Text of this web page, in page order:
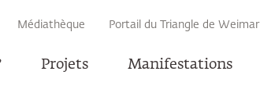
Médiathèque Portail du Triangle de Weimar
Projets Manifestations